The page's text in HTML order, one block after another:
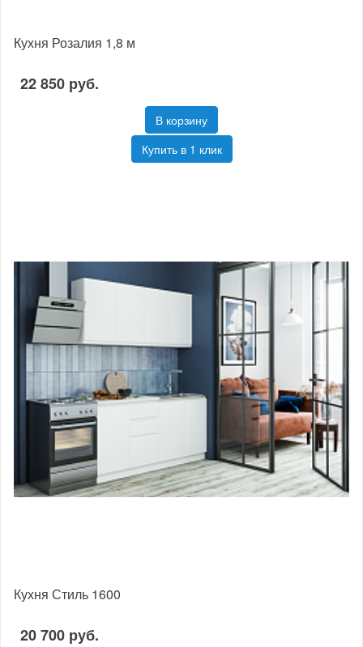
Кухня Розалия 1,8 м
22 850 руб.
В корзину
Купить в 1 клик
Кухня Стиль 1600
20 700 руб.